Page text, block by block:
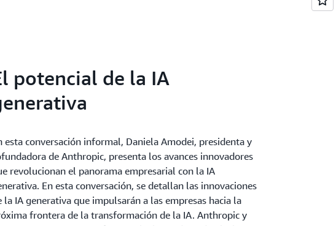
potencial de la IA
esta conversación informal, Daniela Amodei, presidenta y
de Anthropic, presenta los avances innovadores
revolucionan el panorama empresarial con la IA
En esta conversación, se detallan las innovaciones
la IA generativa que impulsarán a las empresas hacia la
frontera de la transformación de la IA. Anthropic y